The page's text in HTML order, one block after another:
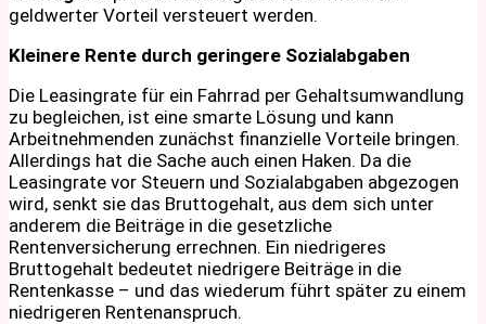
geldwerter Vorteil versteuert werden.
Kleinere Rente durch geringere Sozialabgaben
Die Leasingrate für ein Fahrrad per Gehaltsumwandlung
zu begleichen, ist eine smarte Lösung und kann
Arbeitnehmenden zunächst finanzielle Vorteile bringen.
Allerdings hat die Sache auch einen Haken. Da die
Leasingrate vor Steuern und Sozialabgaben abgezogen
wird, senkt sie das Bruttogehalt, aus dem sich unter
anderem die Beiträge in die gesetzliche
Rentenversicherung errechnen. Ein niedrigeres
Bruttogehalt bedeutet niedrigere Beiträge in die
Rentenkasse – und das wiederum führt später zu einem
niedrigeren Rentenanspruch.